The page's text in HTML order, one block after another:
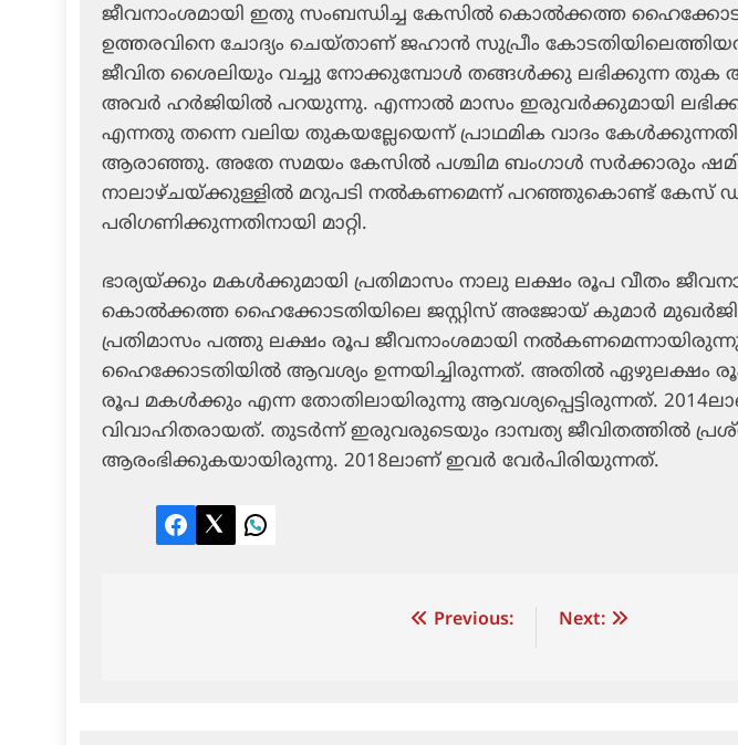
ജീവനാംശമായി ഇതു സംബന്ധിച്ച കേസില്‍ കൊല്‍ക്കത്ത
ഉത്തരവിനെ ചോദ്യം ചെയ്താണ് ജഹാന്‍ സുപ്രീം
ജീവിത ശൈലിയും വച്ചു നോക്കുമ്പോള്‍ തങ്ങള്‍ക്കു ലഭിക്കുന്ന തുക
അവര്‍ ഹര്‍ജിയില്‍ പറയുന്നു. എന്നാല്‍ മാസം ഇരുവര്‍ക്കുമായി
എന്നതു തന്നെ വലിയ തുകയല്ലേയെന്ന് പ്രാഥമിക വാദം
ആരാഞ്ഞു. അതേ സമയം കേസില്‍ പശ്ചിമ ബംഗാള്‍ സര്‍ക്കാരും
നാലാഴ്ചയ്ക്കുള്ളില്‍ മറുപടി നല്‍കണമെന്ന് പറഞ്ഞുകൊണ്ട് കേസ്
പരിഗണിക്കുന്നതിനായി മാറ്റി.
ഭാര്യയ്ക്കും മകള്‍ക്കുമായി പ്രതിമാസം നാലു ലക്ഷം രൂപ വീതം
കൊല്‍ക്കത്ത ഹൈക്കോടതിയിലെ ജസ്റ്റിസ് അജോയ് കുമാര്‍
പ്രതിമാസം പത്തു ലക്ഷം രൂപ ജീവനാംശമായി
ഹൈക്കോടതിയില്‍ ആവശ്യം ഉന്നയിച്ചിരുന്നത്. അതില്‍ ഏഴുലക്ഷം
രൂപ മകള്‍ക്കും എന്ന തോതിലായിരുന്നു ആവശ്യപ്പെട്ടിരുന്നത്.
വിവാഹിതരായത്. തുടര്‍ന്ന് ഇരുവരുടെയും ദാമ്പത്യ ജീവിതത്തില്‍
ആരംഭിക്കുകയായിരുന്നു. 2018ലാണ് ഇവര്‍ വേര്‍പിരിയുന്നത്.
Facebook
TwitterLinkedIn
Previous: Next: